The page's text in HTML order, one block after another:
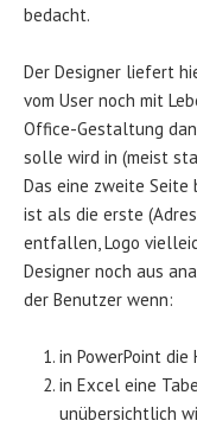
bedacht.
Der Designer liefert
vom User noch mit
Office-Gestaltung
solle wird in (meist
Das eine zweite Seite
ist als die erste
entfallen, Logo
Designer noch aus
der Benutzer wenn:
in PowerPoint
in Excel eine
unübersichtlich